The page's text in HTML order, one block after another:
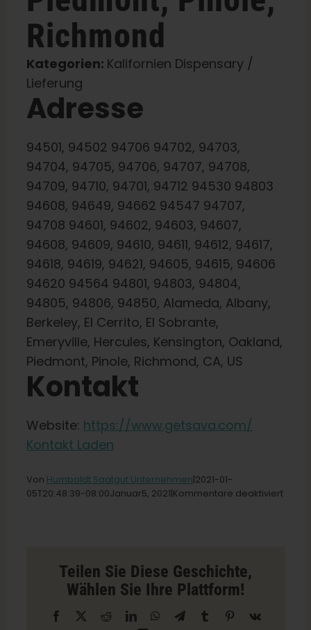
Richmond
Kategorien: Kalifornien Dispensary /
Lieferung
Adresse
94501, 94502 94706 94702, 94703,
94704, 94705, 94706, 94707, 94708,
94709, 94710, 94701, 94712 94530 94803
94608, 94649, 94662 94547 94707,
94708 94601, 94602, 94603, 94607,
94608, 94609, 94610, 94611, 94612, 94617,
94618, 94619, 94621, 94605, 94615, 94606
94620 94564 94801, 94803, 94804,
94805, 94806, 94850, Alameda, Albany,
Berkeley, El Cerrito, El Sobrante,
Emeryville, Hercules, Kensington, Oakland,
Piedmont, Pinole, Richmond, CA, US
Kontakt
Website: https://www.getsava.com/
Kontakt Laden
Von Humboldt Saatgut Unternehmen|2021-01-
05T20:48:39-08:00Januar5, 2021|Kommentare deaktiviertfür
Teilen Sie Diese Geschichte,
Wählen Sie Ihre Plattform!
Facebook RedditLinkedInWhatsAppTelegramm
Tumblr Pinterest
Vk